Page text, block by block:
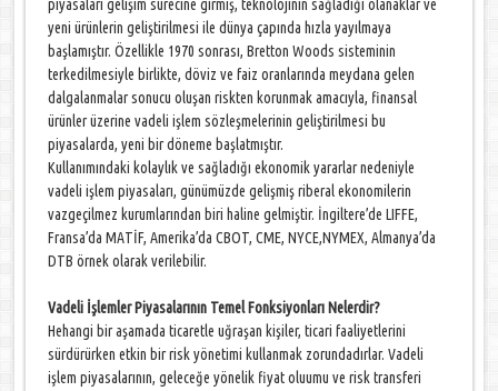
piyasaları gelişim sürecine girmiş, teknolojinin sağladığı olanaklar ve
yeni ürünlerin geliştirilmesi ile dünya çapında hızla yayılmaya
başlamıştır. Özellikle 1970 sonrası, Bretton Woods sisteminin
terkedilmesiyle birlikte, döviz ve faiz oranlarında meydana gelen
dalgalanmalar sonucu oluşan riskten korunmak amacıyla, finansal
ürünler üzerine vadeli işlem sözleşmelerinin geliştirilmesi bu
piyasalarda, yeni bir döneme başlatmıştır.
Kullanımındaki kolaylık ve sağladığı ekonomik yararlar nedeniyle
vadeli işlem piyasaları, günümüzde gelişmiş riberal ekonomilerin
vazgeçilmez kurumlarından biri haline gelmiştir. İngiltere’de LIFFE,
Fransa’da MATİF, Amerika’da CBOT, CME, NYCE,NYMEX, Almanya’da
DTB örnek olarak verilebilir.
Vadeli İşlemler Piyasalarının Temel Fonksiyonları Nelerdir?
Hehangi bir aşamada ticaretle uğraşan kişiler, ticari faaliyetlerini
sürdürürken etkin bir risk yönetimi kullanmak zorundadırlar. Vadeli
işlem piyasalarının, geleceğe yönelik fiyat oluumu ve risk transferi